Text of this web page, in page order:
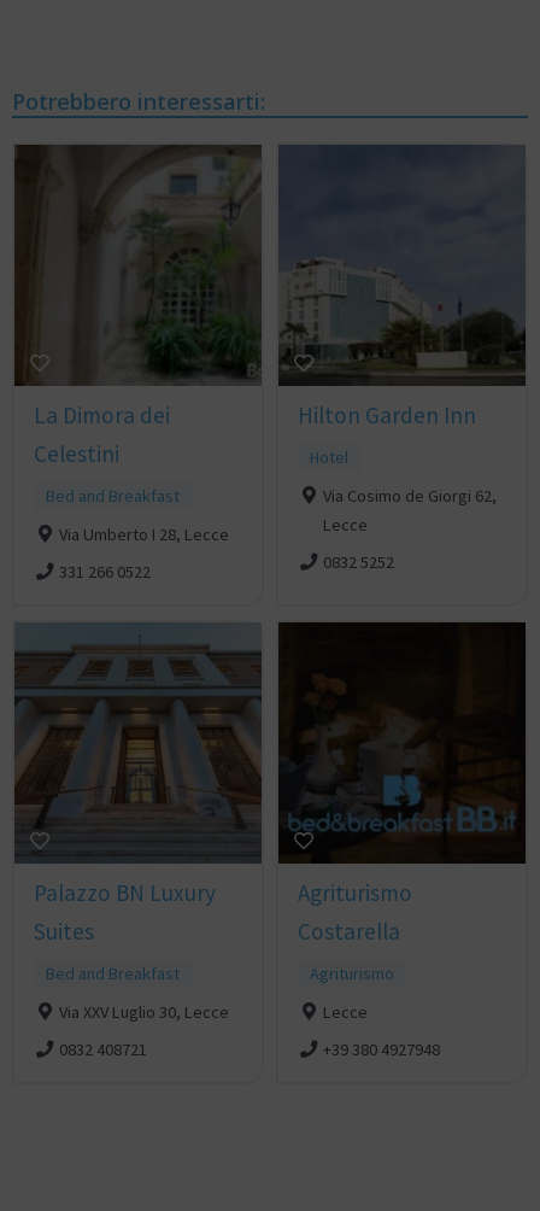
Potrebbero interessarti:
La Dimora dei
Celestini
Bed and Breakfast
Via Umberto I 28, Lecce
331 266 0522
Hilton Garden Inn
Hotel
Via Cosimo de Giorgi 62,
Lecce
0832 5252
Palazzo BN Luxury
Suites
Bed and Breakfast
Via XXV Luglio 30, Lecce
0832 408721
Agriturismo
Costarella
Agriturismo
Lecce
+39 380 4927948